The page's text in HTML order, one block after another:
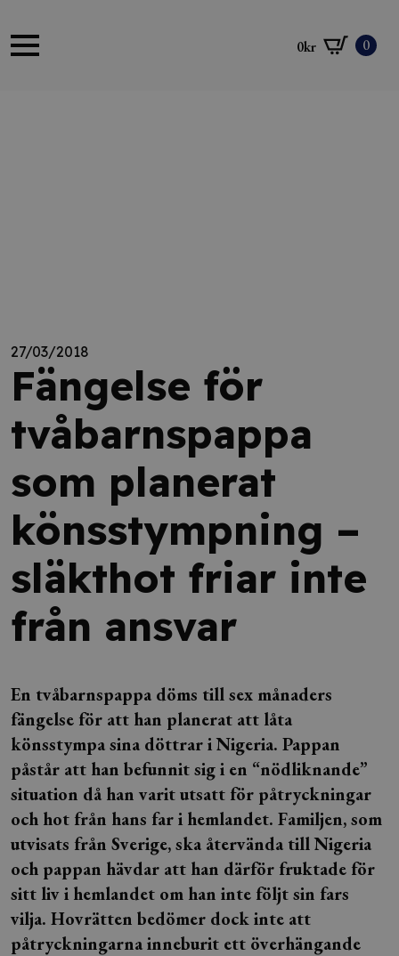
0kr 0
27/03/2018
Fängelse för
tvåbarnspappa
som planerat
könsstympning –
släkthot friar inte
från ansvar
En tvåbarnspappa döms till sex månaders
fängelse för att han planerat att låta
könsstympa sina döttrar i Nigeria. Pappan
påstår att han befunnit sig i en “nödliknande”
situation då han varit utsatt för påtryckningar
och hot från hans far i hemlandet. Familjen, som
utvisats från Sverige, ska återvända till Nigeria
och pappan hävdar att han därför fruktade för
sitt liv i hemlandet om han inte följt sin fars
vilja. Hovrätten bedömer dock inte att
påtryckningarna inneburit ett överhängande